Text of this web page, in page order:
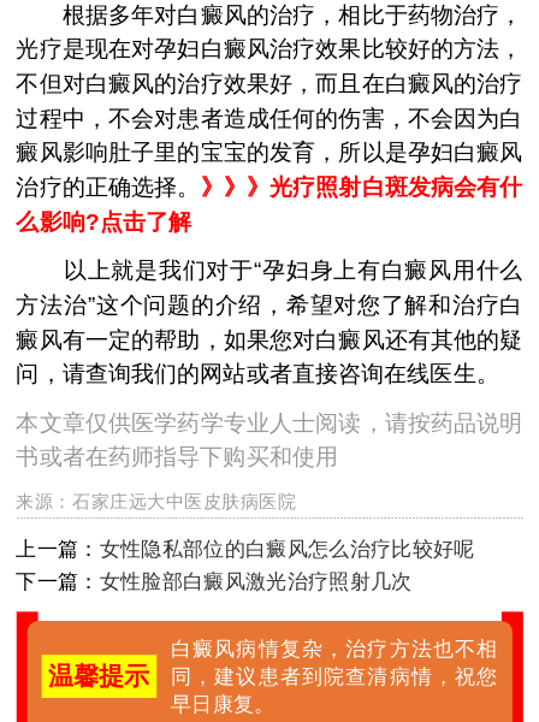
根据多年对白癜风的治疗，相比于药物治疗，
光疗是现在对孕妇白癜风治疗效果比较好的方法，
不但对白癜风的治疗效果好，而且在白癜风的治疗
过程中，不会对患者造成任何的伤害，不会因为白
癜风影响肚子里的宝宝的发育，所以是孕妇白癜风
治疗的正确选择。 》》》光疗照射白斑发病会有什
么影响?点击了解
以上就是我们对于“孕妇身上有白癜风用什么
方法治”这个问题的介绍，希望对您了解和治疗白
癜风有一定的帮助，如果您对白癜风还有其他的疑
问，请查询我们的网站或者直接咨询在线医生。
本文章仅供医学药学专业人士阅读，请按药品说明
书或者在药师指导下购买和使用
来源：石家庄远大中医皮肤病医院
上一篇： 女性隐私部位的白癜风怎么治疗比较好呢
下一篇： 女性脸部白癜风激光治疗照射几次
温馨提示
白癜风病情复杂，治疗方法也不相
同，建议患者到院查清病情，祝您
早日康复。